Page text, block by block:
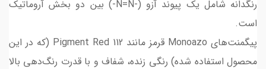
رنگدانه شامل یک پیوند آزو (-N=N-) بین دو بخش آروماتیک
است.
پیگمنت‌های Monoazo قرمز مانند Pigment Red 112 (که در این
محصول استفاده شده) رنگی زنده، شفاف و با قدرت رنگ‌دهی بالا